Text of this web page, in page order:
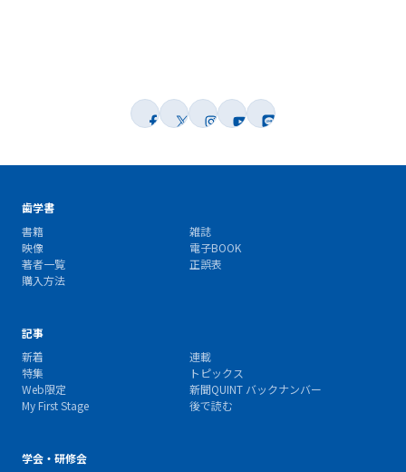
歯学書
書籍
雑誌
映像
電子BOOK
著者一覧
正誤表
購入方法
記事
新着
連載
特集
トピックス
Web限定
新聞QUINT バックナンバー
My First Stage
後で読む
学会・研修会